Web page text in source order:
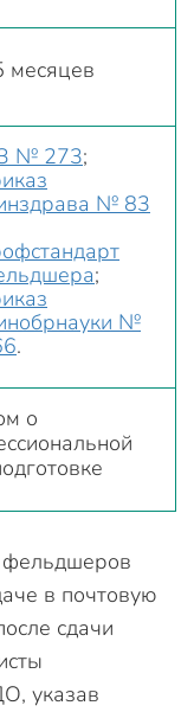
месяцев
№ 273;
№ 83
;
№
.
о
в почтовую
сдачи
указав